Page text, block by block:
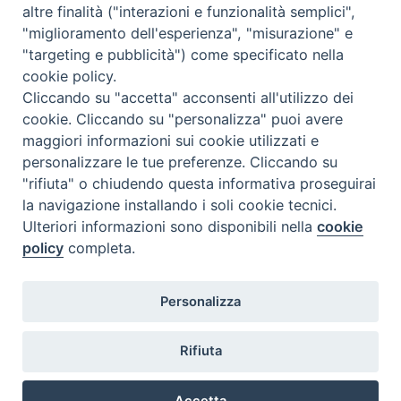
Diocesi
di Como
Diocesi di Como | piazza Grimoldi, 5
Riproduzione solo con permesso.
Iscriviti alla Newsletter
altre finalità ("interazioni e funzionalità semplici",
"miglioramento dell'esperienza", "misurazione" e
"targeting e pubblicità") come specificato nella
cookie policy.
Cliccando su "accetta" acconsenti all'utilizzo dei
cookie. Cliccando su "personalizza" puoi avere
maggiori informazioni sui cookie utilizzati e
personalizzare le tue preferenze. Cliccando su
"rifiuta" o chiudendo questa informativa proseguirai
la navigazione installando i soli cookie tecnici.
Ulteriori informazioni sono disponibili nellacookie
policy completa.
Personalizza
Rifiuta